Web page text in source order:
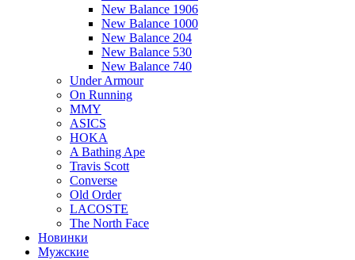
New Balance 1906
New Balance 1000
New Balance 204
New Balance 530
New Balance 740
Under Armour
On Running
MMY
ASICS
HOKA
A Bathing Ape
Travis Scott
Converse
Old Order
LACOSTE
The North Face
Новинки
Мужские